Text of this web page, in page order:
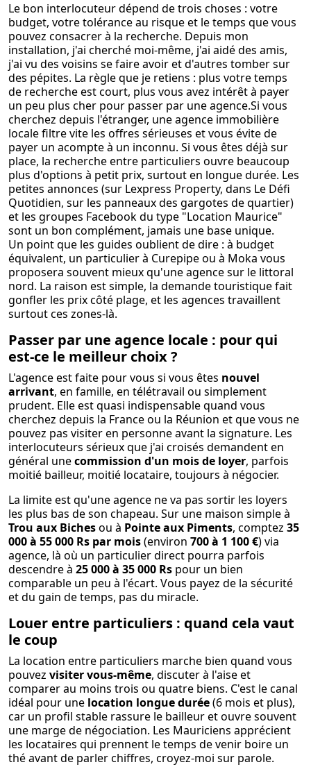
Le bon interlocuteur dépend de trois choses : votre
budget, votre tolérance au risque et le temps que vous
pouvez consacrer à la recherche. Depuis mon
installation, j'ai cherché moi-même, j'ai aidé des amis,
j'ai vu des voisins se faire avoir et d'autres tomber sur
des pépites. La règle que je retiens : plus votre temps
de recherche est court, plus vous avez intérêt à payer
un peu plus cher pour passer par une agence.Si vous
cherchez depuis l'étranger, une agence immobilière
locale filtre vite les offres sérieuses et vous évite de
payer un acompte à un inconnu. Si vous êtes déjà sur
place, la recherche entre particuliers ouvre beaucoup
plus d'options à petit prix, surtout en longue durée. Les
petites annonces (sur Lexpress Property, dans Le Défi
Quotidien, sur les panneaux des gargotes de quartier)
et les groupes Facebook du type "Location Maurice"
sont un bon complément, jamais une base unique.
Un point que les guides oublient de dire : à budget
équivalent, un particulier à Curepipe ou à Moka vous
proposera souvent mieux qu'une agence sur le littoral
nord. La raison est simple, la demande touristique fait
gonfler les prix côté plage, et les agences travaillent
surtout ces zones-là.
Passer par une agence locale : pour qui
est-ce le meilleur choix ?
L'agence est faite pour vous si vous êtes nouvel
arrivant, en famille, en télétravail ou simplement
prudent. Elle est quasi indispensable quand vous
cherchez depuis la France ou la Réunion et que vous ne
pouvez pas visiter en personne avant la signature. Les
interlocuteurs sérieux que j'ai croisés demandent en
général unecommission d'un mois de loyer, parfois
moitié bailleur, moitié locataire, toujours à négocier.
La limite est qu'une agence ne va pas sortir les loyers
les plus bas de son chapeau. Sur une maison simple à
Trou aux Bichesou à Pointe aux Piments, comptez 35
000 à 55 000 Rs par mois(environ 700 à 1 100 €) via
agence, là où un particulier direct pourra parfois
descendre à 25 000 à 35 000 Rs pour un bien
comparable un peu à l'écart. Vous payez de la sécurité
et du gain de temps, pas du miracle.
Louer entre particuliers : quand cela vaut
le coup
La location entre particuliers marche bien quand vous
pouvez visiter vous-même, discuter à l'aise et
comparer au moins trois ou quatre biens. C'est le canal
idéal pour une location longue durée(6 mois et plus),
car un profil stable rassure le bailleur et ouvre souvent
une marge de négociation. Les Mauriciens apprécient
les locataires qui prennent le temps de venir boire un
thé avant de parler chiffres, croyez-moi sur parole.